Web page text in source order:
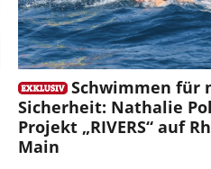
Schwimmen für
Sicherheit: Nathalie
Projekt „RIVERS“ auf
Main